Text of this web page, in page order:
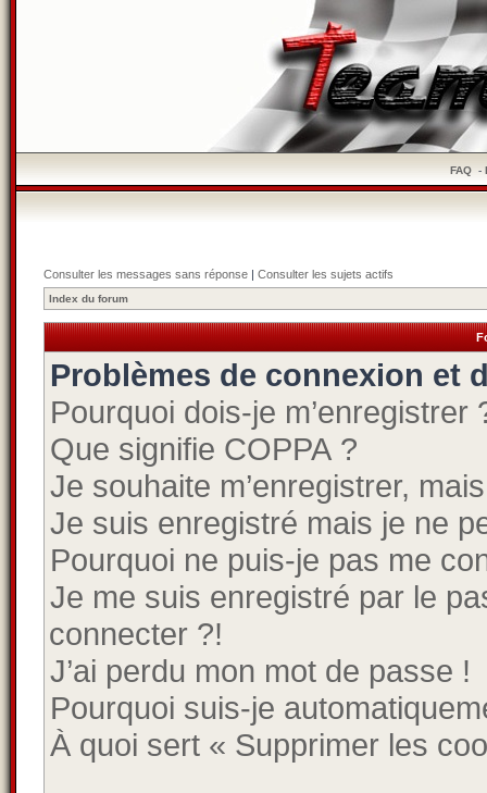
FAQ-
Consulter les messages sans réponse | Consulter les sujets actifs
Index du forum
Problèmes de connexion et
Pourquoi dois-je m’enregistrer
Que signifie COPPA ?
Je souhaite m’enregistrer,
Je suis enregistré mais je ne
Pourquoi ne puis-je pas me
Je me suis enregistré par le
connecter ?!
J’ai perdu mon mot de passe !
Pourquoi suis-je
À quoi sert « Supprimer les